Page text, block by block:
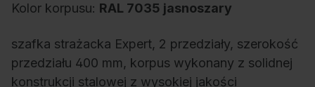
Kolor korpusu: RAL 7035 jasnoszary
szafka strażacka Expert, 2 przedziały, szerokość
przedziału 400 mm, korpus wykonany z solidnej
konstrukcji stalowej z wysokiej jakości